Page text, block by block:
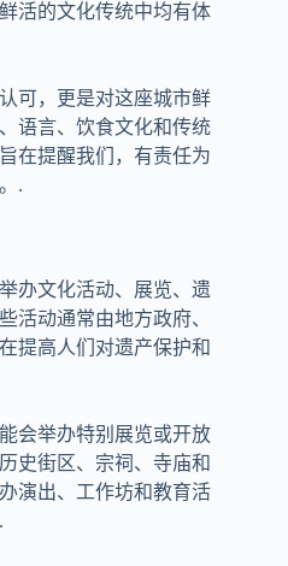
活的文化传统中均有体
可，更是对这座城市鲜
语言、饮食文化和传统
在提醒我们，有责任为
.
办文化活动、展览、遗
活动通常由地方政府、
提高人们对遗产保护和
会举办特别展览或开放
史街区、宗祠、寺庙和
演出、工作坊和教育活